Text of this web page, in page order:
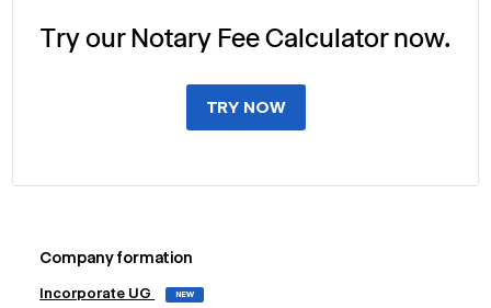
Try our Notary Fee Calculator now.
TRY NOW
Company formation
Incorporate UG NEW